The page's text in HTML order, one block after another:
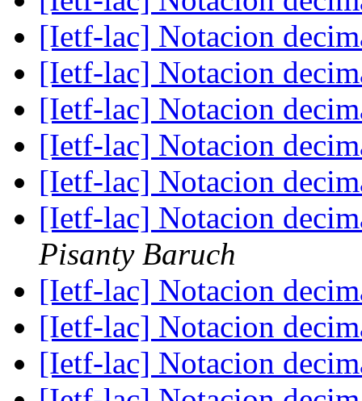
[Ietf-lac] Notacion
[Ietf-lac] Notacion
[Ietf-lac] Notacion
[Ietf-lac] Notacion
[Ietf-lac] Notacion
[Ietf-lac] Notacion
Pisanty Baruch
[Ietf-lac] Notacion
[Ietf-lac] Notacion
[Ietf-lac] Notacion